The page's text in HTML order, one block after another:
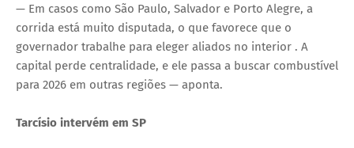
— Em casos como São Paulo, Salvador e Porto Alegre, a
corrida está muito disputada, o que favorece que o
governador trabalhe para eleger aliados no interior . A
capital perde centralidade, e ele passa a buscar combustível
para 2026 em outras regiões — aponta.
Tarcísio intervém em SP